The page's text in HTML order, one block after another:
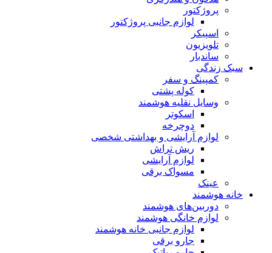
پروژکتور
لوازم جانبی پروژکتور
اسپیکر
تلویزیون
ساندبار
سبک زندگی
کمپینگ و سفر
کوله پشتی
وسایل نقلیه هوشمند
اسکوتر
دوچرخه
لوازم آرایشی و بهداشتی شخصی
ریش تراش
لوازم آرایشی
مسواک برقی
عینک
خانه هوشمند
دوربین‌های هوشمند
لوازم خانگی هوشمند
لوازم جانبی خانه هوشمند
جارو برقی